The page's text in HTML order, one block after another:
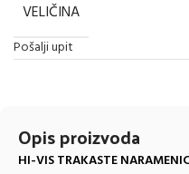
VELIČINA
Pošalji upit
Opis proizvoda
HI-VIS TRAKASTE